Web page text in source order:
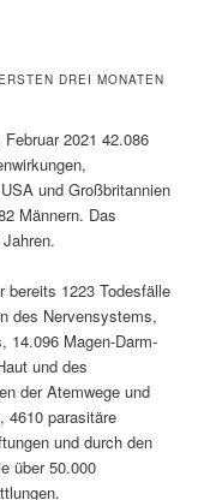
DREI MONATEN
2021 42.086
und Großbritannien
Männern. Das
bereits 1223 Todesfälle
des Nervensystems,
14.096 Magen-Darm-
und des
der Atemwege und
4610 parasitäre
und durch den
über 50.000